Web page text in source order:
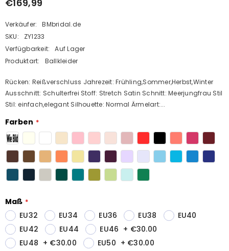
€169,99
Verkäufer:
BMbridal.de
SKU:
ZY1233
Verfügbarkeit:
Auf Lager
Produktart:
Ballkleider
Rücken: Reißverschluss Jahrezeit: Frühling,Sommer,Herbst,Winter
Ausschnitt: Schulterfrei Stoff: Stretch Satin Schnitt: Meerjungfrau Stil
Stil: einfach,elegant Silhouette: Normal Ärmelart:...
Farben
Maß
EU32
EU34 EU36 EU38
EU40
EU42
EU44 EU46 + €30.00
EU48 + €30.00 EU50 + €30.00